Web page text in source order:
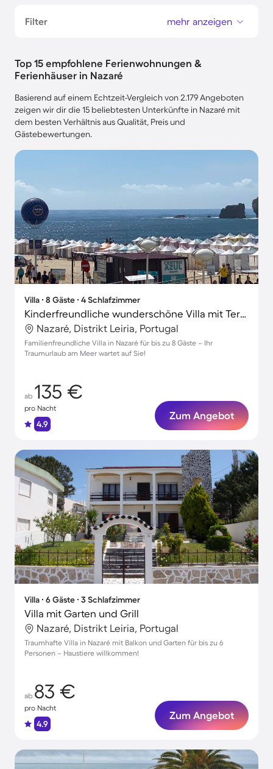
Filter mehr anzeigen
Top 15 empfohlene Ferienwohnungen &
Ferienhäuser in Nazaré
Basierend auf einem Echtzeit-Vergleich von 2.179 Angeboten
zeigen wir dir die 15 beliebtesten Unterkünfte in Nazaré mit
dem besten Verhältnis aus Qualität, Preis und
Gästebewertungen.
Villa ∙ 8 Gäste ∙ 4 Schlafzimmer
Kinderfreundliche wunderschöne Villa mit Terrasse | Nah am Strand
Nazaré, Distrikt Leiria, Portugal
Familienfreundliche Villa in Nazaré für bis zu 8 Gäste – Ihr
Traumurlaub am Meer wartet auf Sie!
ab 135 €
pro Nacht
4.9
Zum Angebot
Villa ∙ 6 Gäste ∙ 3 Schlafzimmer
Villa mit Garten und Grill
Nazaré, Distrikt Leiria, Portugal
Traumhafte Villa in Nazaré mit Balkon und Garten für bis zu 6
Personen – Haustiere willkommen!
ab 83 €
pro Nacht
4.9
Zum Angebot